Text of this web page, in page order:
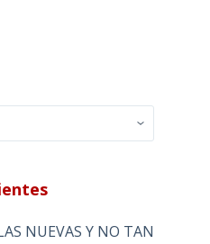
NUEVAS Y NO TAN